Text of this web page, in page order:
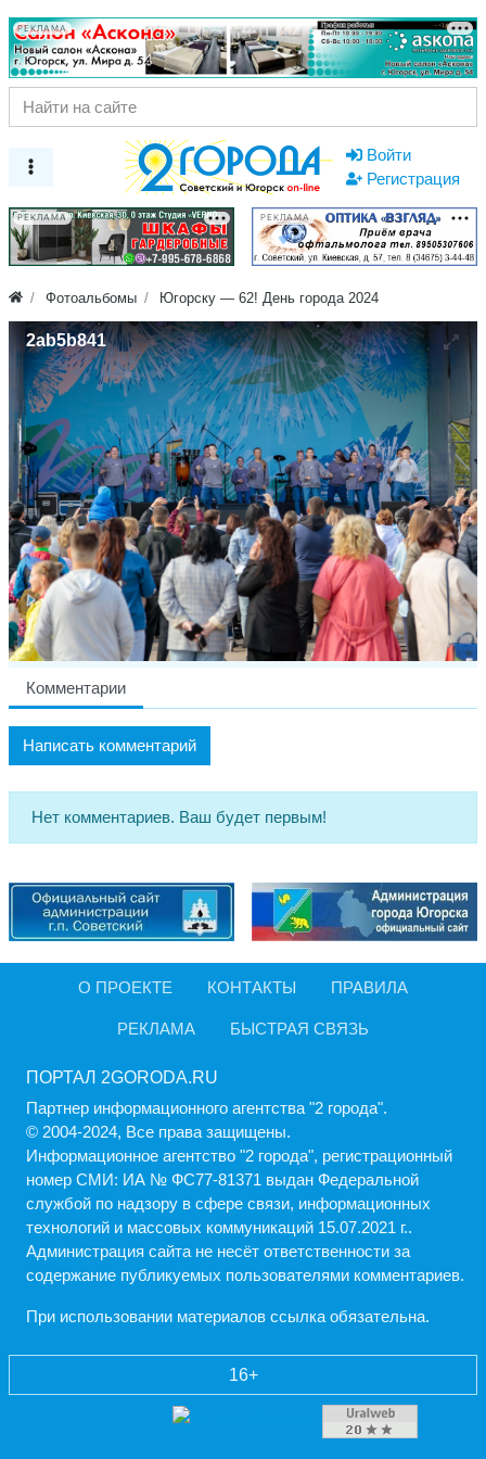
РЕКЛАМА
Войти
Регистрация
РЕКЛАМА РЕКЛАМА
Фотоальбомы Югорску — 62! День города 2024
2ab5b841
Комментарии
Написать комментарий
Нет комментариев. Ваш будет первым!
О ПРОЕКТЕ КОНТАКТЫ ПРАВИЛА
РЕКЛАМА БЫСТРАЯ СВЯЗЬ
ПОРТАЛ 2GORODA.RU
Партнер информационного агентства "2 города".
© 2004-2024, Все права защищены.
Информационное агентство "2 города", регистрационный
номер СМИ: ИА № ФС77-81371 выдан Федеральной
службой по надзору в сфере связи, информационных
технологий и массовых коммуникаций 15.07.2021 г..
Администрация cайта не несёт ответственности за
содержание публикуемых пользователями комментариев.
При использовании материалов ссылка обязательна.
16+